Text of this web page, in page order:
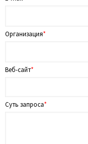
Организация*
Веб-сайт*
Суть запроса*